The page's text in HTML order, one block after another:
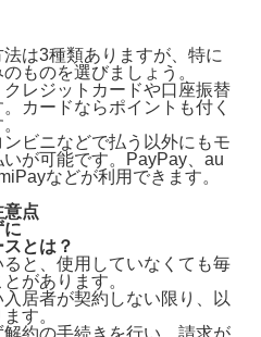
は3種類ありますが、特に
ものを選びましょう。
レジットカードや口座振替
カードならポイントも付く
ビニなどで払う以外にもモ
が可能です。PayPay、au
などが利用できます。
意点
に
とは？
と、使用していなくても毎
があります。
居者が契約しない限り、以
す。
約の手続きを行い、請求が